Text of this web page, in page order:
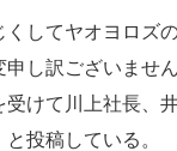
してヤオヨロズ
し訳ございませ
けて川上社長、
投稿している。